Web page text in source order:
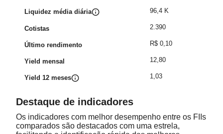
Liquidez média diária
Cotistas
Último rendimento
Yield mensal
Yield 12 meses
96,4 K
2.390
R$ 0,10
12,80
1,03
Destaque de indicadores
Os indicadores com melhor desempenho entre os FIIs
comparados são destacados com uma estrela,